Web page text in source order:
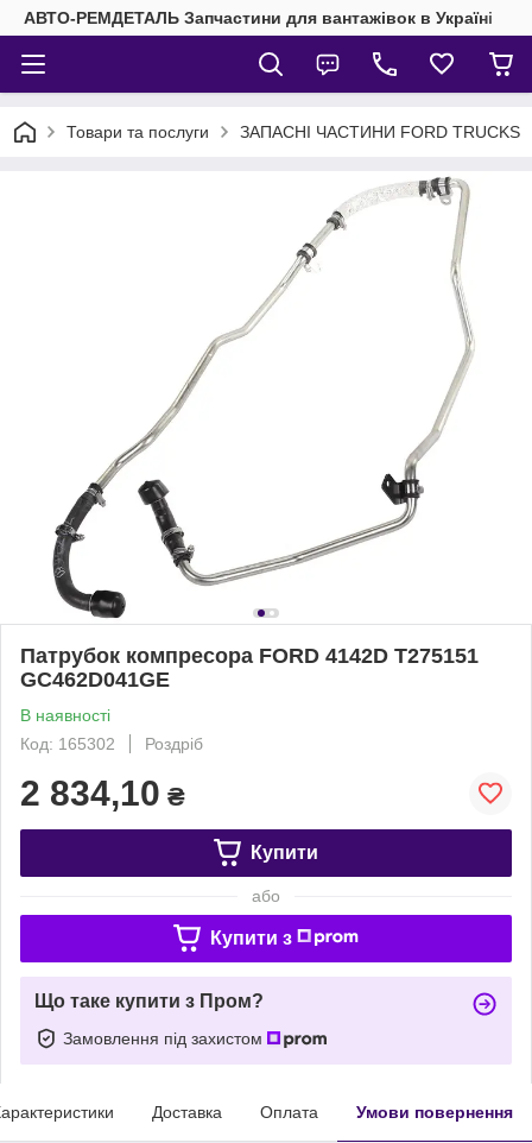
АВТО-РЕМДЕТАЛЬ Запчастини для вантажівок в Україні
Товари та послуги ЗАПАСНІ ЧАСТИНИ FORD TRUCKS
Патрубок компресора FORD 4142D T275151
GC462D041GE
В наявності
Код: 165302
Роздріб
2 834,10 ₴
Купити
або
Купити з
Що таке купити з Пром?
Замовлення під захистом
Доставка Оплата Умови повернення